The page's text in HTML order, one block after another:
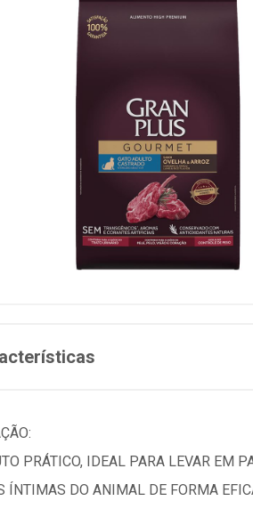
PRÁTICO, IDEAL PARA LEVAR EM
ÍNTIMAS DO ANIMAL DE FORMA